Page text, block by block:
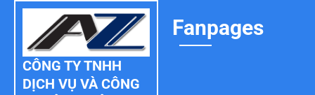
CÔNG TY TNHH
DỊCH VỤ VÀ CÔNG
Fanpages